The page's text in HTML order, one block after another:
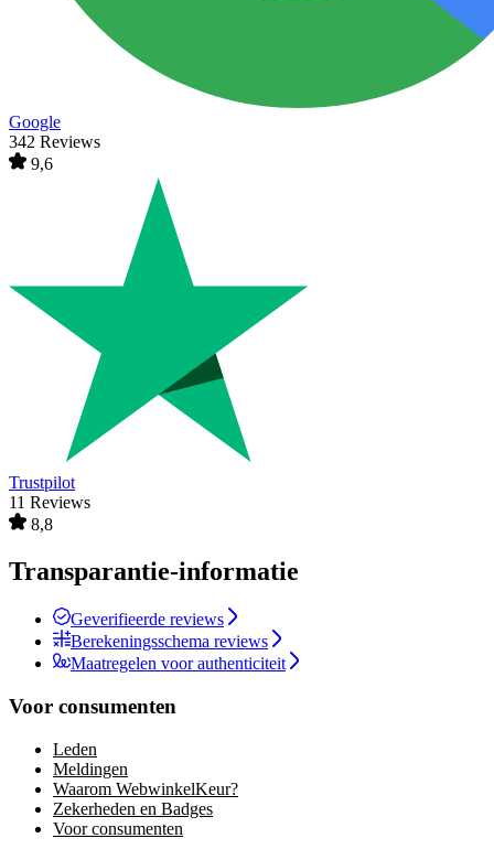
Google
342 Reviews
9,6
Trustpilot
11 Reviews
8,8
Transparantie-informatie
Geverifieerde reviews
Berekeningsschema reviews
Maatregelen voor authenticiteit
Voor consumenten
Leden
Meldingen
Waarom WebwinkelKeur?
Zekerheden en Badges
Voor consumenten